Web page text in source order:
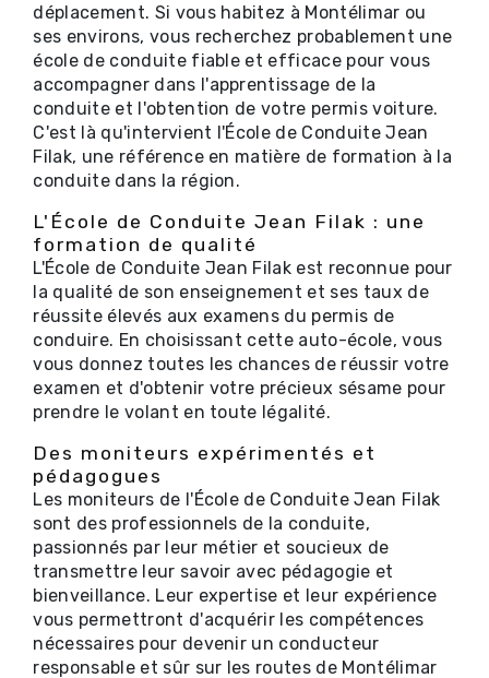
déplacement. Si vous habitez à Montélimar ou
ses environs, vous recherchez probablement une
école de conduite fiable et efficace pour vous
accompagner dans l'apprentissage de la
conduite et l'obtention de votre permis voiture.
C'est là qu'intervient l'École de Conduite Jean
Filak, une référence en matière de formation à la
conduite dans la région.
L'École de Conduite Jean Filak : une
formation de qualité
L'École de Conduite Jean Filak est reconnue pour
la qualité de son enseignement et ses taux de
réussite élevés aux examens du permis de
conduire. En choisissant cette auto-école, vous
vous donnez toutes les chances de réussir votre
examen et d'obtenir votre précieux sésame pour
prendre le volant en toute légalité.
Des moniteurs expérimentés et
pédagogues
Les moniteurs de l'École de Conduite Jean Filak
sont des professionnels de la conduite,
passionnés par leur métier et soucieux de
transmettre leur savoir avec pédagogie et
bienveillance. Leur expertise et leur expérience
vous permettront d'acquérir les compétences
nécessaires pour devenir un conducteur
responsable et sûr sur les routes de Montélimar